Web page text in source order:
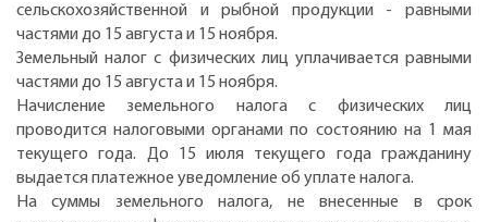
сельскохозяйственной и рыбной продукции - равными
частями до 15 августа и 15 ноября.
Земельный налог с физических лиц уплачивается равными
частями до 15 августа и 15 ноября.
Начисление земельного налога с физических лиц
проводится налоговыми органами по состоянию на 1 мая
текущего года. До 15 июля текущего года гражданину
выдается платежное уведомление об уплате налога.
На суммы земельного налога, не внесенные в срок